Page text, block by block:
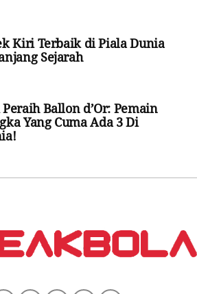
Kiri Terbaik di Piala Dunia
Sejarah
Peraih Ballon d’Or: Pemain
Yang Cuma Ada 3 Di